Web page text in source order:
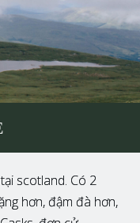
scotland. Có 2
hơn, đậm đà hơn,